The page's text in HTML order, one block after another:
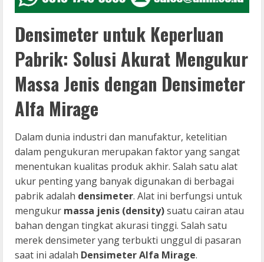
Densimeter untuk Keperluan
Pabrik: Solusi Akurat Mengukur
Massa Jenis dengan Densimeter
Alfa Mirage
Dalam dunia industri dan manufaktur, ketelitian
dalam pengukuran merupakan faktor yang sangat
menentukan kualitas produk akhir. Salah satu alat
ukur penting yang banyak digunakan di berbagai
pabrik adalah densimeter. Alat ini berfungsi untuk
mengukur massa jenis (density)suatu cairan atau
bahan dengan tingkat akurasi tinggi. Salah satu
merek densimeter yang terbukti unggul di pasaran
saat ini adalah Densimeter Alfa Mirage.